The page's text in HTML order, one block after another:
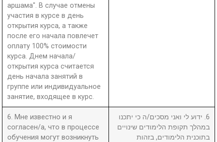
аршама". В случае отмены
участия в курсе в день
открытия курса, а также
после его начала повлечет
оплату 100% стоимости
курса. Днем начала/
открытия курса считается
день начала занятий в
группе или индивидуальное
занятие, входящее в курс.
6. Мне известно и я
согласен/а, что в процессе
обучения могут возникнуть
6. ידוע לי ואני מסכים/ה כי יתכנו
במהלך תקופת הלימודים שינויים
בתוכנית הלימודים, בזהות